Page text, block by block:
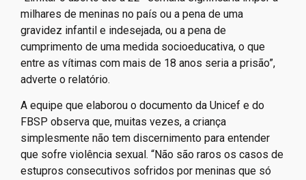
“Limitar o aborto até a 22ª semana significaria impor a
milhares de meninas no país ou a pena de uma
gravidez infantil e indesejada, ou a pena de
cumprimento de uma medida socioeducativa, o que
entre as vítimas com mais de 18 anos seria a prisão”,
A equipe que elaborou o documento da Unicef e do
FBSP observa que, muitas vezes, a criança
simplesmente não tem discernimento para entender
que sofre violência sexual. “Não são raros os casos de